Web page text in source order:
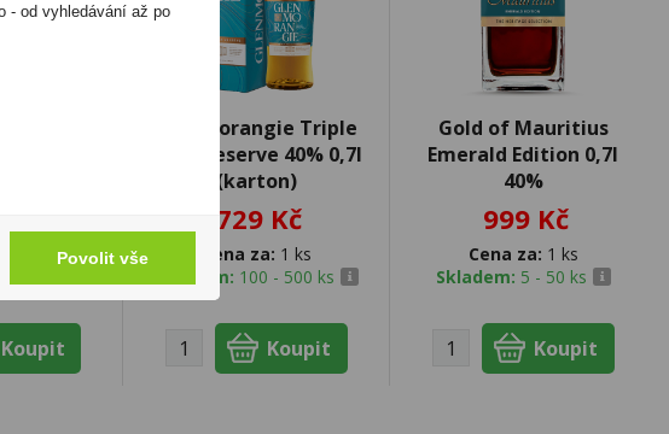
Glenmorangie Triple
Cask Reserve 40% 0,7l
(karton)
729 Kč
Cena za: 1 ks
Skladem: 100 - 500 ks
Gold of Mauritius
Emerald Edition 0,7l
40%
999 Kč
Cena za: 1 ks
Skladem: 5 - 50 ks
- od vyhledávání až po
Povolit vše